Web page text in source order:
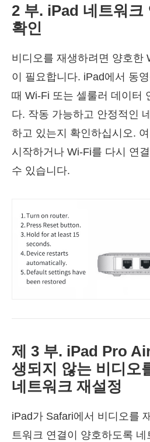
2 부. iPad 네트워크
확인
비디오를 재생하려면 양호한
이 필요합니다. iPad에서 동
때 Wi-Fi 또는 셀룰러 데이터
다. 작동 가능하고 안정적인
하고 있는지 확인하십시오.
시작하거나 Wi-Fi를 다시 연
수 있습니다.
제 3 부. iPad Pro
생되지 않는 비디오
네트워크 재설정
iPad가 Safari에서 비디오를
트워크 연결이 양호하도록